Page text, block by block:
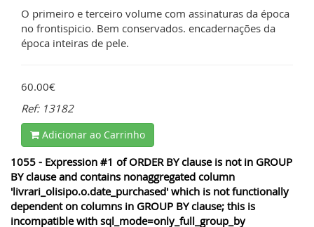
O primeiro e terceiro volume com assinaturas da época
no frontispicio. Bem conservados. encadernações da
época inteiras de pele.
60.00€
Ref: 13182
Adicionar ao Carrinho
1055 - Expression #1 of ORDER BY clause is not in GROUP
BY clause and contains nonaggregated column
'livrari_olisipo.o.date_purchased' which is not functionally
dependent on columns in GROUP BY clause; this is
incompatible with sql_mode=only_full_group_by